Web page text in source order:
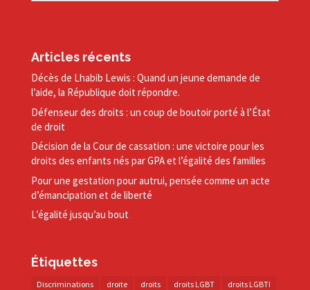
Articles récents
Décès de Lhabib Lewis : Quand un jeune demande de
l’aide, la République doit répondre.
Défenseur des droits : un coup de boutoir porté à l’État
de droit
Décision de la Cour de cassation : une victoire pour les
droits des enfants nés par GPA et l’égalité des familles
Pour une gestation pour autrui, pensée comme un acte
d’émancipation et de liberté
L’égalité jusqu’au bout
Étiquettes
Discriminations droite droits droits LGBT
droits LGBTI